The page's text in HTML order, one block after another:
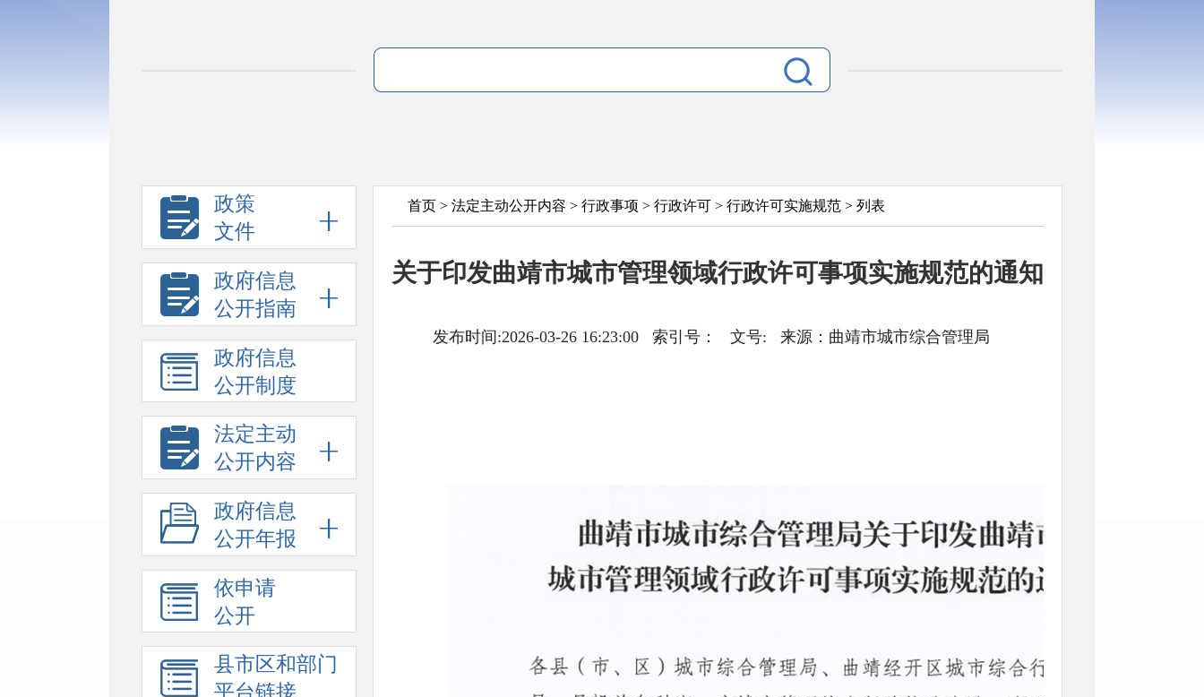
政策
文件
政府信息
公开指南
政府信息
公开制度
法定主动
公开内容
政府信息
公开年报
依申请
公开
县市区和部门
平台链接
首页 > 法定主动公开内容 > 行政事项 > 行政许可 > 行政许可实施规范 > 列表
关于印发曲靖市城市管理领域行政许可事项实施规范的通知
发布时间:2026-03-26 16:23:00 索引号： 文号: 来源：曲靖市城市综合管理局